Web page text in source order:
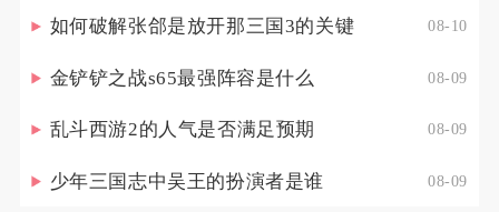
如何破解张郃是放开那三国3的关键 08-10
金铲铲之战s65最强阵容是什么 08-09
乱斗西游2的人气是否满足预期 08-09
少年三国志中吴王的扮演者是谁 08-09